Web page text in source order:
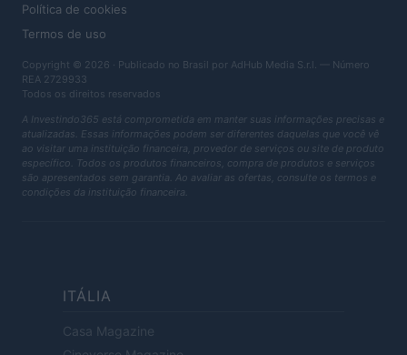
Política de cookies
Termos de uso
Copyright © 2026 · Publicado no Brasil por AdHub Media S.r.l. — Número
REA 2729933
Todos os direitos reservados
A Investindo365 está comprometida em manter suas informações precisas e
atualizadas. Essas informações podem ser diferentes daquelas que você vê
ao visitar uma instituição financeira, provedor de serviços ou site de produto
específico. Todos os produtos financeiros, compra de produtos e serviços
são apresentados sem garantia. Ao avaliar as ofertas, consulte os termos e
condições da instituição financeira.
ITÁLIA
Casa Magazine